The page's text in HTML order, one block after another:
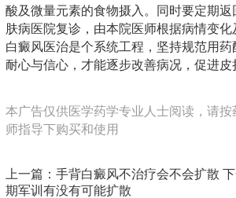
酸及微量元素的食物摄入。同时要定期
肤病医院复诊，由本院医师根据病情变化
白癜风医治是个系统工程，坚持规范用
耐心与信心，才能逐步改善病况，促进皮
本广告仅供医学药学专业人士阅读，请
师指导下购买和使用
上一篇： 手背白癜风不治疗会不会扩散
期军训有没有可能扩散